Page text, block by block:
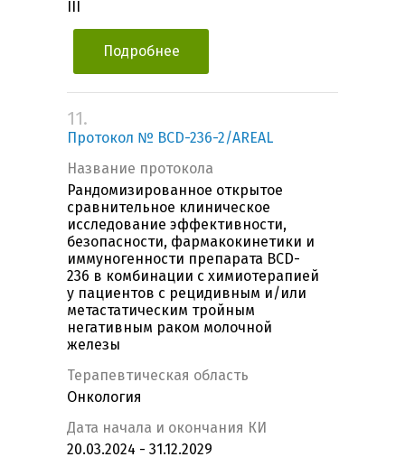
Подробнее
11.
Протокол № BCD-236-2/AREAL
Название протокола
Рандомизированное открытое
сравнительное клиническое
исследование эффективности,
безопасности, фармакокинетики и
иммуногенности препарата BCD-
236 в комбинации с химиотерапией
у пациентов с рецидивным и/или
метастатическим тройным
негативным раком молочной
железы
Терапевтическая область
Онкология
Дата начала и окончания КИ
20.03.2024 - 31.12.2029